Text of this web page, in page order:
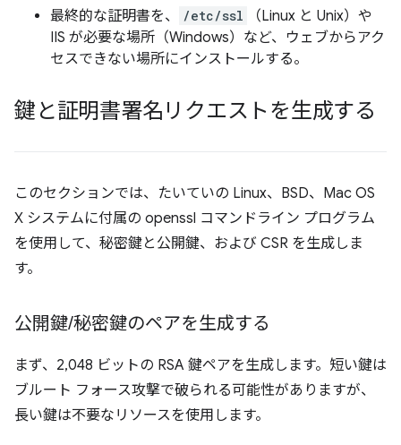
最終的な証明書を、
/etc/ssl
（Linux と Unix）や
IIS が必要な場所（Windows）など、ウェブからアク
セスできない場所にインストールする。
鍵と証明書署名リクエストを生成する
このセクションでは、たいていの Linux、BSD、Mac OS
X システムに付属の openssl コマンドライン プログラム
を使用して、秘密鍵と公開鍵、および CSR を生成しま
す。
公開鍵/秘密鍵のペアを生成する
まず、2,048 ビットの RSA 鍵ペアを生成します。短い鍵は
ブルート フォース攻撃で破られる可能性がありますが、
長い鍵は不要なリソースを使用します。